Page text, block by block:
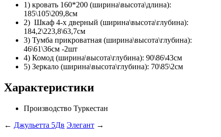
1) кровать 160*200 (ширина\высота\длина):
185\105\209,8см
2) Шкаф 4-х дверный (ширина\высота\глубина):
184,2\223,8\63,7см
3) Тумба прикроватная (ширина\высота\глубина):
46\61\36см -2шт
4) Комод (ширина\высота\глубина): 90\86\43см
5) Зеркало (ширина\высота\глубина): 70\85\2см
Характеристики
Производство Туркестан
← Джульетта 5Дв Элегант →